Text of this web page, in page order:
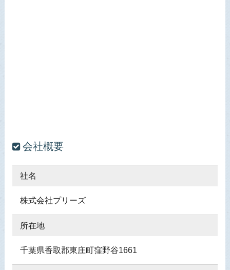
会社概要
社名
株式会社プリーズ
所在地
千葉県香取郡東庄町窪野谷1661